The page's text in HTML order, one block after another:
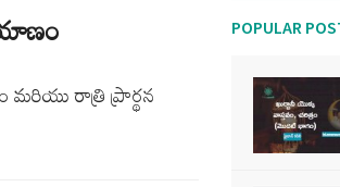
రాత్రి ప్రార్థన
POPULAR